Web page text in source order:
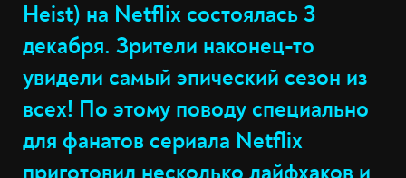
Heist) на Netflix состоялась 3
декабря. Зрители наконец-то
увидели самый эпический сезон из
всех! По этому поводу специально
для фанатов сериала Netflix